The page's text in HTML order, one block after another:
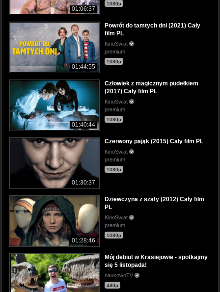
01:06:37
1080p
01:44:55
Powrót do tamtych dni (2021) Cały
film PL
KinoSwiat
premium
1080p
01:40:44
Człowiek z magicznym pudełkiem
(2017) Cały film PL
KinoSwiat
premium
1080p
01:30:37
Czerwony pająk (2015) Cały film PL
KinoSwiat
premium
1080p
01:28:46
Dziewczyna z szafy (2012) Cały film
PL
KinoSwiat
premium
1080p
Mój debiut w Krasiejowie - spotkajmy
się 5 listopada!
naukowoTV
480p